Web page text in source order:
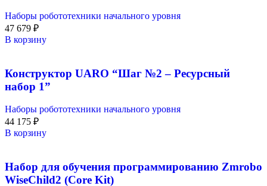
Наборы робототехники начального уровня
47 679 ₽
В корзину
Конструктор UARO “Шаг №2 – Ресурсный
набор 1”
Наборы робототехники начального уровня
44 175 ₽
В корзину
Набор для обучения программированию Zmrobo
WiseChild2 (Core Kit)